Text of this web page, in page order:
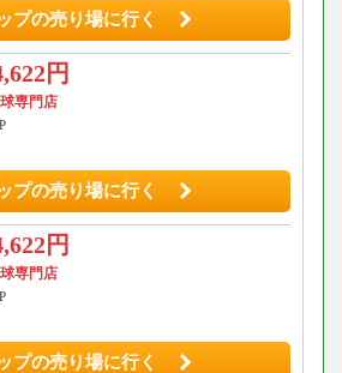
プの売り場に行く
円
専門店
プの売り場に行く
円
専門店
プの売り場に行く